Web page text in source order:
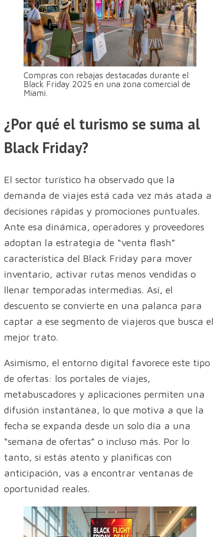
Compras con rebajas destacadas durante el
Black Friday 2025 en una zona comercial de
Miami.
¿Por qué el turismo se suma al
Black Friday?
El sector turístico ha observado que la
demanda de viajes está cada vez más atada a
decisiones rápidas y promociones puntuales.
Ante esa dinámica, operadores y proveedores
adoptan la estrategia de “venta flash”
característica del Black Friday para mover
inventario, activar rutas menos vendidas o
llenar temporadas intermedias. Así, el
descuento se convierte en una palanca para
captar a ese segmento de viajeros que busca el
mejor trato.
Asimismo, el entorno digital favorece este tipo
de ofertas: los portales de viajes,
metabuscadores y aplicaciones permiten una
difusión instantánea, lo que motiva a que la
fecha se expanda desde un solo día a una
“semana de ofertas” o incluso más. Por lo
tanto, si estás atento y planificas con
anticipación, vas a encontrar ventanas de
oportunidad reales.